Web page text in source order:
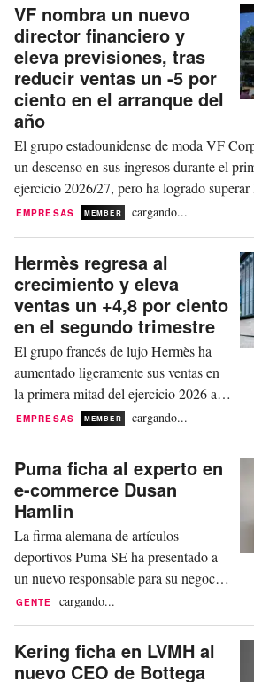
sobre todo, al fuerte crecimiento en
China. Las pérdidas del especialista en
chaquetas de plumas con sede en
Toronto fueron...
VF nombra un nuevo
director financiero y
eleva previsiones, tras
reducir ventas un -5 por
ciento en el arranque del
año
El grupo estadounidense de moda VF
un descenso en sus ingresos durante el
ejercicio 2026/27, pero ha logrado superar
resultado, la empresa matriz de marcas
EMPRESAS MEMBER cargando...
Hermès regresa al
crecimiento y eleva
ventas un +4,8 por ciento
en el segundo trimestre
El grupo francés de lujo Hermès ha
aumentado ligeramente sus ventas en
la primera mitad del ejercicio 2026 a
pesar de los efectos negativos de las
prácticamente sin cambios en la
comparación interanual. Así se
desprende de las últimas cifras
publicadas por la empresa este...
EMPRESAS MEMBER cargando...
Puma ficha al experto en
e-commerce Dusan
Hamlin
La firma alemana de artículos
deportivos Puma SE ha presentado a
un nuevo responsable para su negocio
online. Este miércoles, la compañía ha
con efecto inmediato el recién creado
puesto de Vice President E-
GENTE cargando...
Kering ficha en LVMH al
nuevo CEO de Bottega